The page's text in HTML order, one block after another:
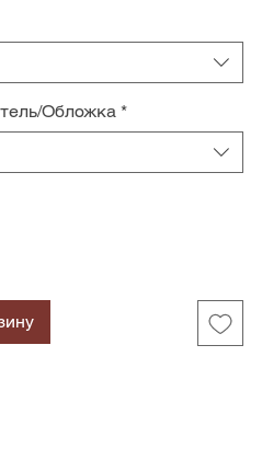
Обложка *